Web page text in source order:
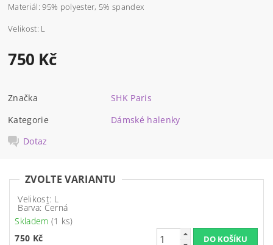
Materiál: 95% polyester, 5% spandex
Velikost: L
750 Kč
Značka
SHK Paris
Kategorie
Dámské halenky
Dotaz
ZVOLTE VARIANTU
Velikost: L
Barva: Černá
Skladem (1 ks)
750 Kč